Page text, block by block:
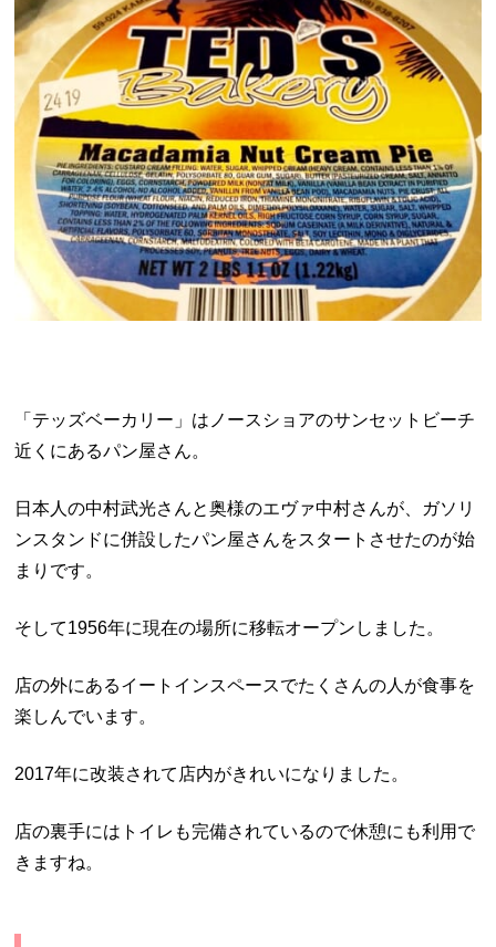
「テッズベーカリー」はノースショアのサンセットビーチ
近くにあるパン屋さん。
日本人の中村武光さんと奥様のエヴァ中村さんが、ガソリ
ンスタンドに併設したパン屋さんをスタートさせたのが始
まりです。
そして1956年に現在の場所に移転オープンしました。
店の外にあるイートインスペースでたくさんの人が食事を
楽しんでいます。
2017年に改装されて店内がきれいになりました。
店の裏手にはトイレも完備されているので休憩にも利用で
きますね。